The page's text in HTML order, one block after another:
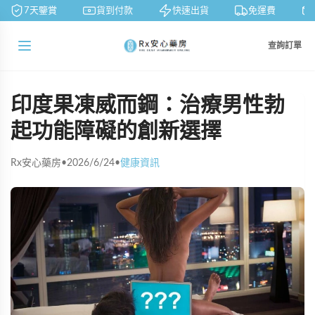
7天鑒賞 貨到付款 快速出貨 免運費
查詢訂單
印度果凍威而鋼：治療男性勃
起功能障礙的創新選擇
Rx安心藥房•2026/6/24•健康資訊